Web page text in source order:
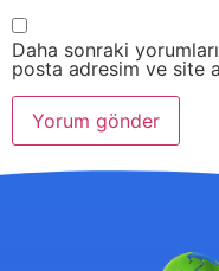
Daha sonraki
posta adresim ve site